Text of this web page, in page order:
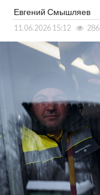
Евгений Смышляев
11.06.2026 15:12 286